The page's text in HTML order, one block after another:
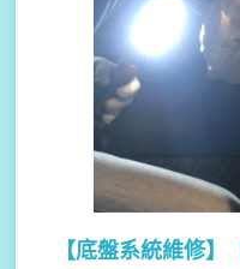
【底盤系統維修】